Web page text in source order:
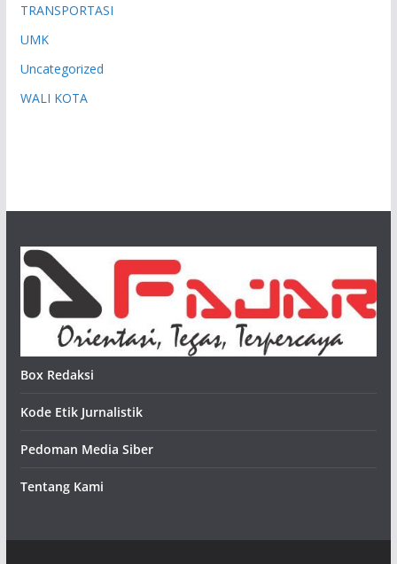
TRANSPORTASI
UMK
Uncategorized
WALI KOTA
Box Redaksi
Kode Etik Jurnalistik
Pedoman Media Siber
Tentang Kami